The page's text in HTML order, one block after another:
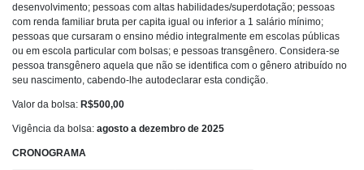
desenvolvimento; pessoas com altas habilidades/superdotação; pessoas
com renda familiar bruta per capita igual ou inferior a 1 salário mínimo;
pessoas que cursaram o ensino médio integralmente em escolas públicas
ou em escola particular com bolsas; e pessoas transgênero. Considera-se
pessoa transgênero aquela que não se identifica com o gênero atribuído no
seu nascimento, cabendo-lhe autodeclarar esta condição.
Valor da bolsa: R$500,00
Vigência da bolsa: agosto a dezembro de 2025
CRONOGRAMA